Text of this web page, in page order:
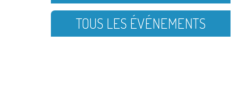
TOUS LES ÉVÉNEMENTS